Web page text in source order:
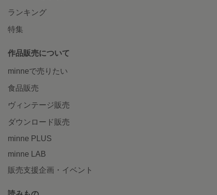
ランキング
特集
作品販売について
minneで売りたい
食品販売
ヴィンテージ販売
ダウンロード販売
minne PLUS
minne LAB
販売支援企画・イベント